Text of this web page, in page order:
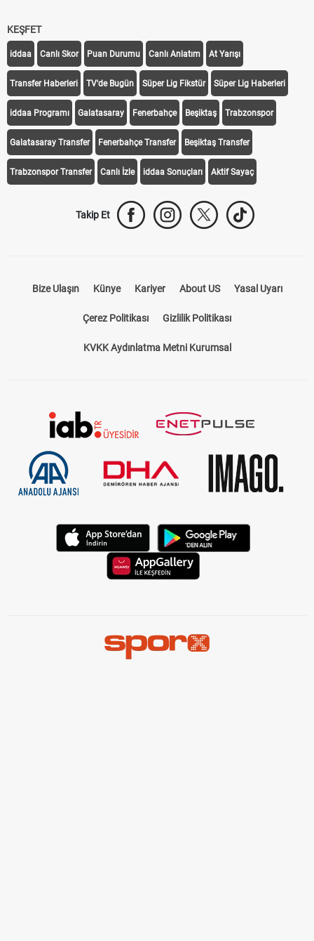
KEŞFET
iddaa Canlı Skor Puan Durumu Canlı Anlatım At Yarışı
Transfer Haberleri TV'de Bugün Süper Lig Fikstür Süper Lig Haberleri
iddaa Programı Galatasaray Fenerbahçe Beşiktaş Trabzonspor
Galatasaray Transfer Fenerbahçe Transfer Beşiktaş Transfer
Trabzonspor Transfer Canlı İzle iddaa Sonuçları Aktif Sayaç
Takip Et
Bize Ulaşın Künye Kariyer About US Yasal Uyarı
Çerez Politikası Gizlilik Politikası
KVKK Aydınlatma Metni Kurumsal